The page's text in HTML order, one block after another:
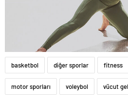
basketbol diğer sporlar fitness
motor sporları voleybol vücut